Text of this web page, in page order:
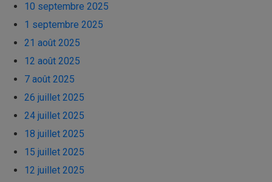
10 septembre 2025
1 septembre 2025
21 août 2025
12 août 2025
7 août 2025
26 juillet 2025
24 juillet 2025
18 juillet 2025
15 juillet 2025
12 juillet 2025